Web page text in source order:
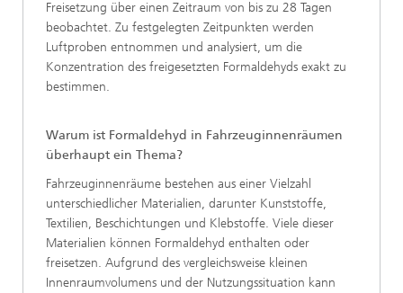
Freisetzung über einen Zeitraum von bis zu 28 Tagen
beobachtet. Zu festgelegten Zeitpunkten werden
Luftproben entnommen und analysiert, um die
Konzentration des freigesetzten Formaldehyds exakt zu
bestimmen.
Warum ist Formaldehyd in Fahrzeuginnenräumen
überhaupt ein Thema?
Fahrzeuginnenräume bestehen aus einer Vielzahl
unterschiedlicher Materialien, darunter Kunststoffe,
Textilien, Beschichtungen und Klebstoffe. Viele dieser
Materialien können Formaldehyd enthalten oder
freisetzen. Aufgrund des vergleichsweise kleinen
Innenraumvolumens und der Nutzungssituation kann